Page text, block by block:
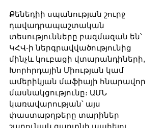
Քենեդիի սպանության շուրջ
դավադրապաշտական
տեսությունները բազմազան են՝
ԿՀՎ-ի ներգրավվածությունից
մինչև կուբացի վտարանդիների,
Խորհրդային Միության կամ
ամերիկյան մաֆիայի հնարավոր
մասնակցությունը։ ԱՄՆ
կառավարության՝ այս
փաստաթղթերը տարիներ
շարունակ գաղտնի պահելու